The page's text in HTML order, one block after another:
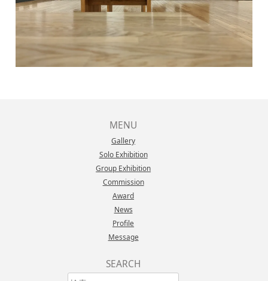
MENU
Gallery
Solo Exhibition
Group Exhibition
Commission
Award
News
Profile
Message
SEARCH
検索